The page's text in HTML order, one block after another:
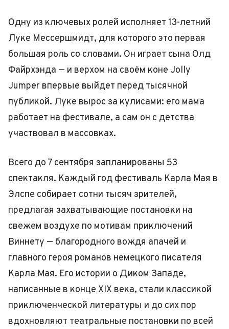
Одну из ключевых ролей исполняет 13-летний
Луке Мессершмидт, для которого это первая
большая роль со словами. Он играет сына Олд
Файрхэнда — и верхом на своём коне Jolly
Jumper впервые выйдет перед тысячной
публикой. Луке вырос за кулисами: его мама
работает на фестивале, а сам он с детства
участвовал в массовках.
Всего до 7 сентября запланированы 53
спектакля. Каждый год фестиваль Карла Мая в
Элспе собирает сотни тысяч зрителей,
предлагая захватывающие постановки на
свежем воздухе по мотивам приключений
Виннету — благородного вождя апачей и
главного героя романов немецкого писателя
Карла Мая. Его истории о Диком Западе,
написанные в конце XIX века, стали классикой
приключенческой литературы и до сих пор
вдохновляют театральные постановки по всей